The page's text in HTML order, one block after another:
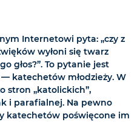
Internetowi pyta: „czy z
wyłoni się twarz
głos?”. To pytanie jest
katechetów młodzieży. W
stron „katolickich”,
i parafialnej. Na pewno
katechetów poświęcone im